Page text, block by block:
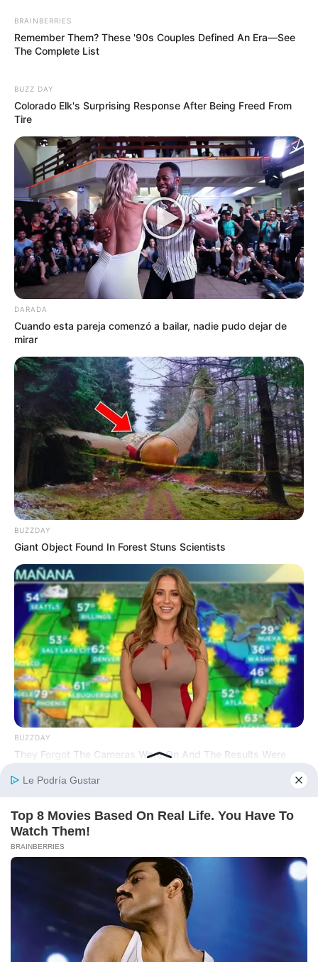
BRAINBERRIES
Remember Them? These '90s Couples Defined An Era—See
The Complete List
BUZZ DAY
Colorado Elk's Surprising Response After Being Freed From
Tire
DARADA
Cuando esta pareja comenzó a bailar, nadie pudo dejar de
mirar
BUZZDAY
Giant Object Found In Forest Stuns Scientists
BUZZDAY
They Forgot The Cameras Were On And The Results Were
BRAINBERRIES